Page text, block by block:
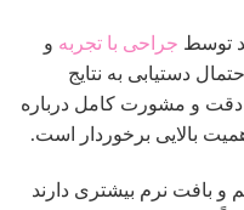
توسط جراحی با تجربه و
دستیابی به نتایج
دقت و مشورت کامل درباره
بالایی برخوردار است.
بافت نرم بیشتری دارند